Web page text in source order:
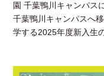
園 千葉鴨川キャンパス
千葉鴨川キャンパスへ
学する2025年度新入生